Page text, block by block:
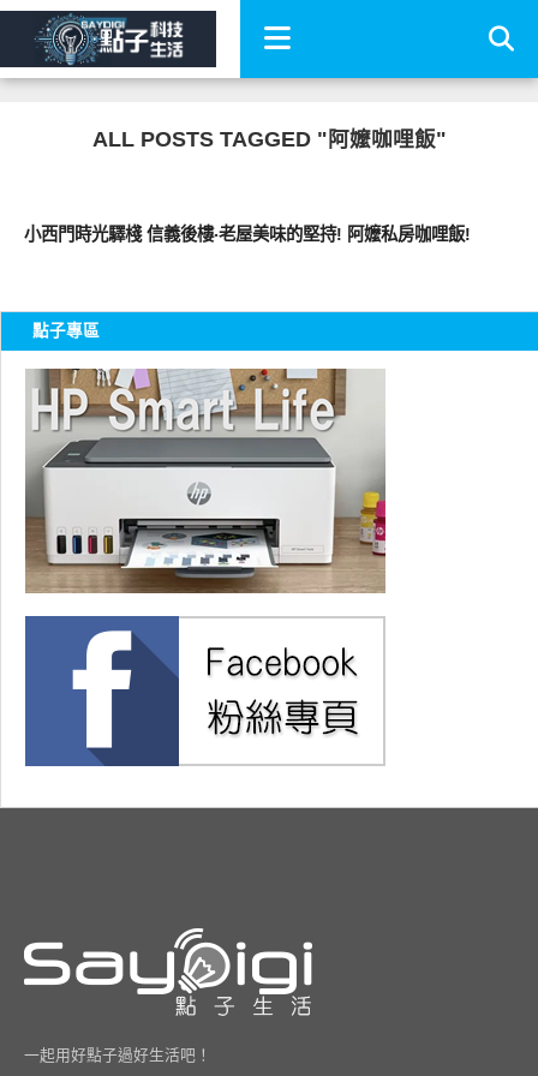
ALL POSTS TAGGED "阿嬤咖哩飯"
小西門時光驛棧 信義後樓‧老屋美味的堅持! 阿嬤私房咖哩飯!
點子專區
一起用好點子過好生活吧！